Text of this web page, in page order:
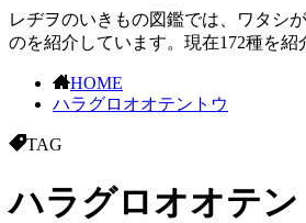
レヂヲのいきもの図鑑では、ワタシ
のを紹介しています。現在172種を紹
HOME
ハラグロオオテントウ
TAG
ハラグロオオテン